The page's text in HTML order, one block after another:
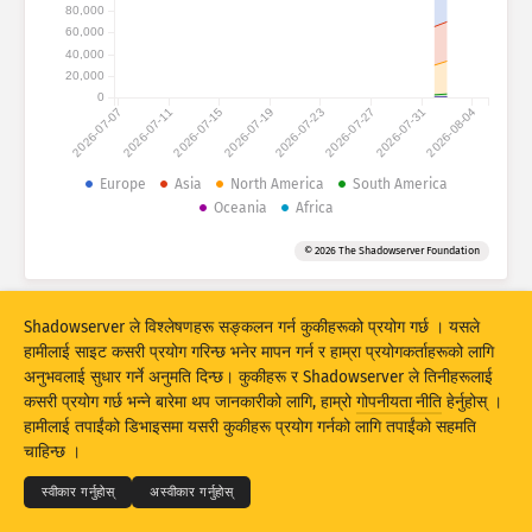
आक्रमणको तथ्याङ्कहरू : डिभाइसहरू
डाटा सेट
अपडेट रिसेट
PNG को रूपमा डाउनलोड गर्नुहोस्
2026-07-072026-07-112026-07-152026-07-192026-07-232026-07-272026-07-312026-08-04
0
20,000
40,000
60,000
80,000
Europe Asia North America
South America
Oceania
Africa
© 2026 The Shadowserver Foundation
© 2026THE SHADOWSERVER FOUNDATION
गोपनीयता र शर्तहरू
हामीलाई सम्पर्क गर्नुहोस् क्रेडिटहरू
Shadowserver ले विश्लेषणहरू सङ्कलन गर्न कुकीहरूको प्रयोग गर्छ । यसले
हामीलाई साइट कसरी प्रयोग गरिन्छ भनेर मापन गर्न र हाम्रा प्रयोगकर्ताहरूको लागि
अनुभवलाई सुधार गर्ने अनुमति दिन्छ। कुकीहरू र Shadowserver ले तिनीहरूलाई
कसरी प्रयोग गर्छ भन्ने बारेमा थप जानकारीको लागि, हाम्रोगोपनीयता नीति हेर्नुहोस् ।
हामीलाई तपाईंको डिभाइसमा यसरी कुकीहरू प्रयोग गर्नको लागि तपाईंको सहमति
चाहिन्छ ।
स्वीकार गर्नुहोस् अस्वीकार गर्नुहोस्